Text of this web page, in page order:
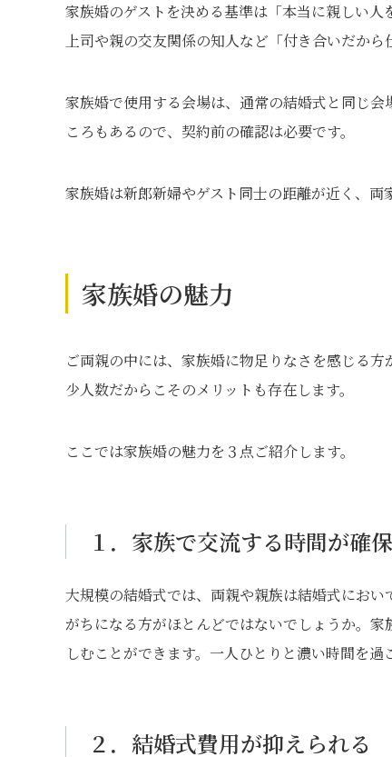
家族婚のゲストを決める基準は「本当に親しい
上司や親の交友関係の知人など「付き合いだか
家族婚で使用する会場は、通常の結婚式と同じ
ころもあるので、契約前の確認は必要です。
家族婚は新郎新婦やゲスト同士の距離が近く、両
家族婚の魅力
ご両親の中には、家族婚に物足りなさを感じる
少人数だからこそのメリットも存在します。
ここでは家族婚の魅力を３点ご紹介します。
１．家族で交流する時間が確
大規模の結婚式では、両親や親族は結婚式にお
がちになる方がほとんどではないでしょうか。
しむことができます。一人ひとりと濃い時間を過
２．結婚式費用が抑えられる